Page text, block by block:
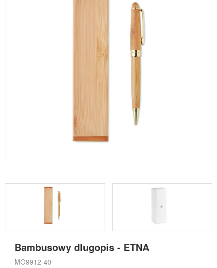
Bambusowy dlugopis - ETNA
MO9912-40